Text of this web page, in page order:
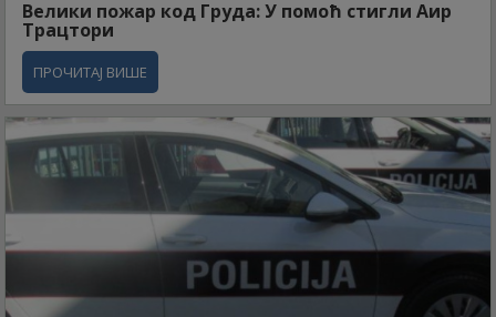
Велики пожар код Груда: У помоћ стигли Аир
Трацтори
ПРОЧИТАЈ ВИШЕ